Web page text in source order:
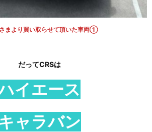
まより買い取らせて頂いた車両①
だってCRSは
イエース
キャラバン